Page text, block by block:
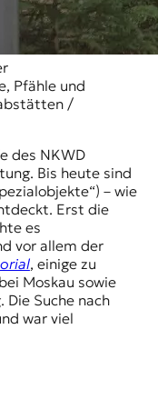
Pfähle und
/
des NKWD
Bis heute sind
– wie
Erst die
es
vor allem der
, einige zu
bei Moskau sowie
Die Suche nach
war viel